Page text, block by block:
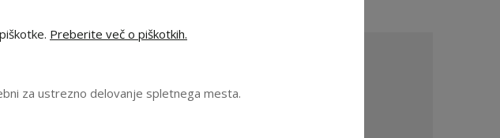
izobraževanju
Preberite več o piškotkih.
za ustrezno delovanje spletnega mesta.